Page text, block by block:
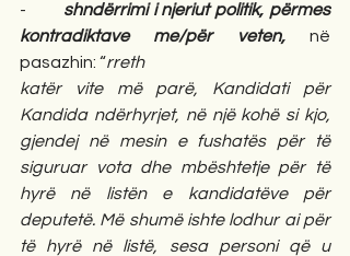
- shndërrimi i njeriut politik, përmes
kontradiktave me/për veten, në
pasazhin: “rreth
katër vite më parë, Kandidati për
Kandida ndërhyrjet, në një kohë si kjo,
gjendej në mesin e fushatës për të
siguruar vota dhe mbështetje për të
hyrë në listën e kandidatëve për
deputetë. Më shumë ishte lodhur ai për
të hyrë në listë, sesa personi që u